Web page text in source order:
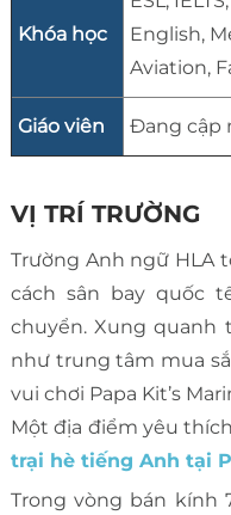
Khóa học
English,
Aviation,
Giáo viên Đang cập
VỊ TRÍ TRƯỜNG
Trường Anh ngữ HLA
cách sân bay quốc
chuyển. Xung quanh
như trung tâm mua
vui chơi Papa Kit’s
Một địa điểm yêu
trại hè tiếng Anh tại
Trong vòng bán kính